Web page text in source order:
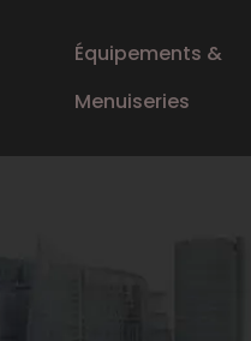
Équipements &
Menuiseries